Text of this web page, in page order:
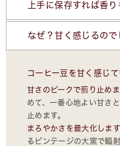
上手に保存すれば香り
なぜ？甘く感じるので
コーヒー豆を甘く感じ
甘さのピークで煎り止めま
めて、一番心地よい甘さ
止めます。
まろやかさを最大化します
るビンテージの大窯で輻